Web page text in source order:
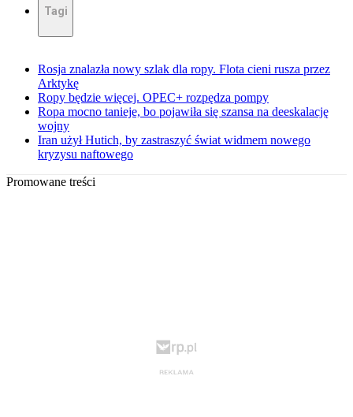
Tagi
Rosja znalazła nowy szlak dla ropy. Flota cieni rusza przez
Arktykę
Ropy będzie więcej. OPEC+ rozpędza pompy
Ropa mocno tanieje, bo pojawiła się szansa na deeskalację
wojny
Iran użył Hutich, by zastraszyć świat widmem nowego
kryzysu naftowego
Promowane treści